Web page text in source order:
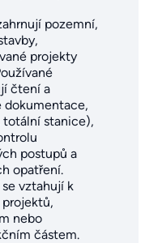
pozemní,
projekty
čtení a
dokumentace,
stanice),
postupů a
opatření.
vztahují k
nebo
částem.